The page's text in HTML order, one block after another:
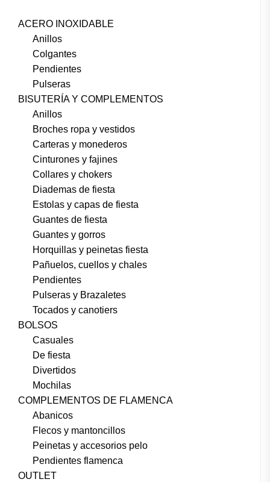
ACERO INOXIDABLE
Anillos
Colgantes
Pendientes
Pulseras
BISUTERÍA Y COMPLEMENTOS
Anillos
Broches ropa y vestidos
Carteras y monederos
Cinturones y fajines
Collares y chokers
Diademas de fiesta
Estolas y capas de fiesta
Guantes de fiesta
Guantes y gorros
Horquillas y peinetas fiesta
Pañuelos, cuellos y chales
Pendientes
Pulseras y Brazaletes
Tocados y canotiers
BOLSOS
Casuales
De fiesta
Divertidos
Mochilas
COMPLEMENTOS DE FLAMENCA
Abanicos
Flecos y mantoncillos
Peinetas y accesorios pelo
Pendientes flamenca
OUTLET